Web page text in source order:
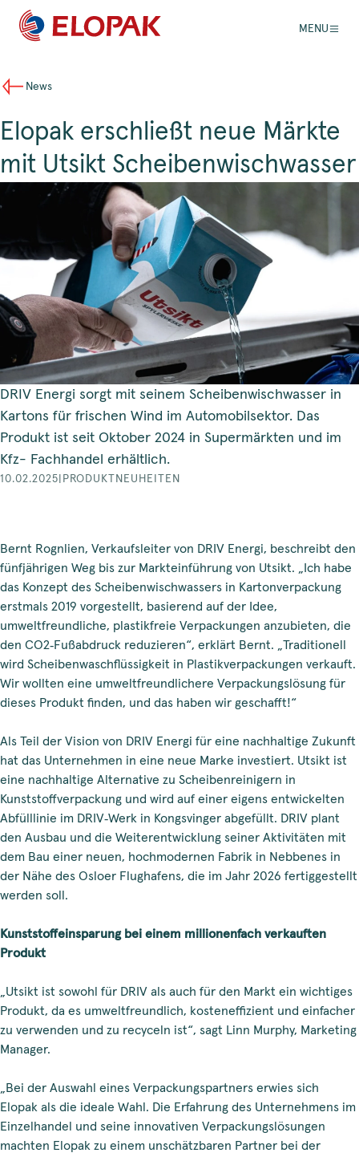
MENU
News
Elopak erschließt neue Märkte
mit Utsikt Scheibenwischwasser
DRIV Energi sorgt mit seinem Scheibenwischwasser in
Kartons für frischen Wind im Automobilsektor. Das
Produkt ist seit Oktober 2024 in Supermärkten und im
Kfz- Fachhandel erhältlich.
10.02.2025 PRODUKTNEUHEITEN
Bernt Rognlien, Verkaufsleiter von DRIV Energi, beschreibt den
fünfjährigen Weg bis zur Markteinführung von Utsikt. „Ich habe
das Konzept des Scheibenwischwassers in Kartonverpackung
erstmals 2019 vorgestellt, basierend auf der Idee,
umweltfreundliche, plastikfreie Verpackungen anzubieten, die
den CO2‑Fußabdruck reduzieren“, erklärt Bernt. „Traditionell
wird Scheibenwaschflüssigkeit in Plastikverpackungen verkauft.
Wir wollten eine umweltfreundlichere Verpackungslösung für
dieses Produkt finden, und das haben wir geschafft!“
Als Teil der Vision von DRIV Energi für eine nachhaltige Zukunft
hat das Unternehmen in eine neue Marke investiert. Utsikt ist
eine nachhaltige Alternative zu Scheibenreinigern in
Kunststoffverpackung und wird auf einer eigens entwickelten
Abfülllinie im DRIV‑Werk in Kongsvinger abgefüllt. DRIV plant
den Ausbau und die Weiterentwicklung seiner Aktivitäten mit
dem Bau einer neuen, hochmodernen Fabrik in Nebbenes in
der Nähe des Osloer Flughafens, die im Jahr 2026 fertiggestellt
werden soll.
Kunststoffeinsparung bei einem millionenfach verkauften
Produkt
„Utsikt ist sowohl für DRIV als auch für den Markt ein wichtiges
Produkt, da es umweltfreundlich, kosteneffizient und einfacher
zu verwenden und zu recyceln ist“, sagt Linn Murphy, Marketing
Manager.
„Bei der Auswahl eines Verpackungspartners erwies sich
Elopak als die ideale Wahl. Die Erfahrung des Unternehmens im
Einzelhandel und seine innovativen Verpackungslösungen
machten Elopak zu einem unschätzbaren Partner bei der